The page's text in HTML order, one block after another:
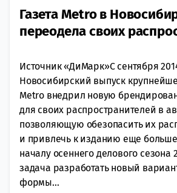
Газета Metro в
переодела своих
Источник «ДиМарк»С сентября
Новосибирский выпуск
Metro внедрил новую
для своих распространителей в
позволяющую обезопасить их
и привлечь к изданию еще
началу осеннего делового сезона
задача разработать новый
формы...